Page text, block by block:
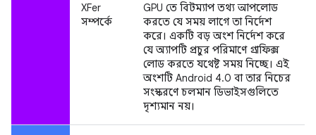
XFer
সম্পর্কে
GPU তে বিটম্যাপ তথ্য আপলোড
করতে যে সময় লাগে তা নির্দেশ
করে। একটি বড় অংশ নির্দেশ করে
যে অ্যাপটি প্রচুর পরিমাণে গ্রাফিক্স
লোড করতে যথেষ্ট সময় নিচ্ছে। এই
অংশটি Android 4.0 বা তার নিচের
সংস্করণে চলমান ডিভাইসগুলিতে
দৃশ্যমান নয়।